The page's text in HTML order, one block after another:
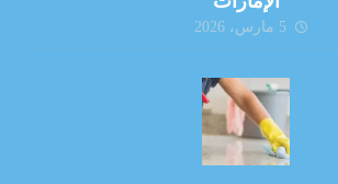
5 مارس، 2026